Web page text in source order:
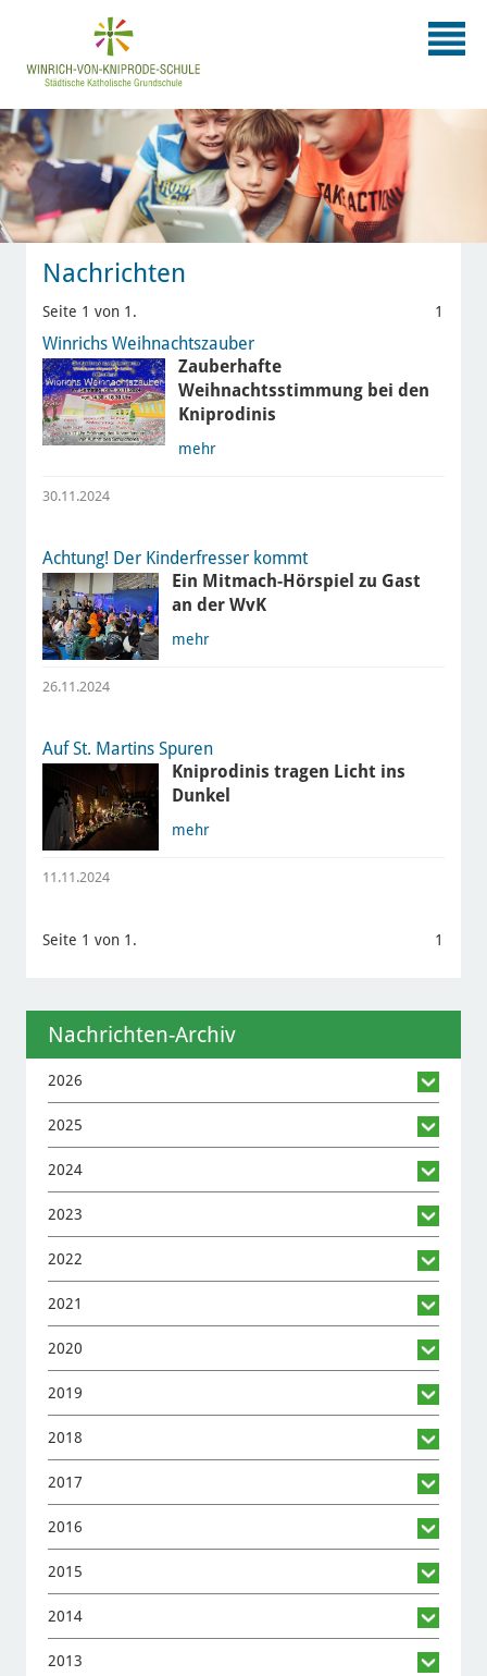
Nachrichten
Seite 1 von 1. 1
Winrichs Weihnachtszauber
Zauberhafte
Weihnachtsstimmung bei den
Kniprodinis
mehr
30.11.2024
Achtung! Der Kinderfresser kommt
Ein Mitmach-Hörspiel zu Gast
an der WvK
mehr
26.11.2024
Auf St. Martins Spuren
Kniprodinis tragen Licht ins
Dunkel
mehr
11.11.2024
Seite 1 von 1. 1
Nachrichten-Archiv
2026
2025
2024
2023
2022
2021
2020
2019
2018
2017
2016
2015
2014
2013